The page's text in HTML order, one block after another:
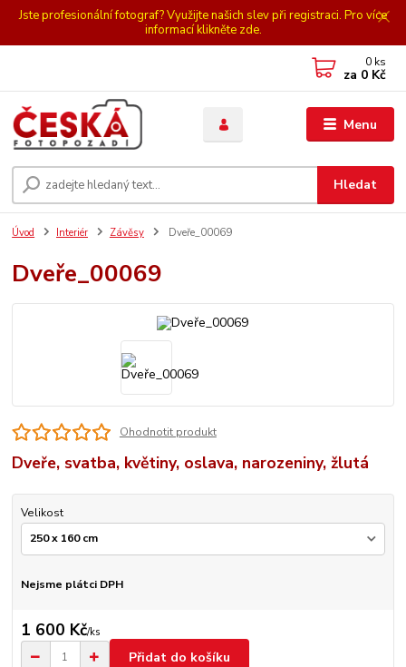
Jste profesionální fotograf? Využijte našich slev při registraci. Pro více
informací klikněte zde.
Menu
Hledat
0 ks
za 0 Kč
Úvod Interiér Závěsy Dveře_00069
Dveře_00069
Ohodnotit produkt
Dveře, svatba, květiny, oslava, narozeniny, žlutá
Velikost
Nejsme plátci DPH
1 600 Kč/ks
Přidat do košíku